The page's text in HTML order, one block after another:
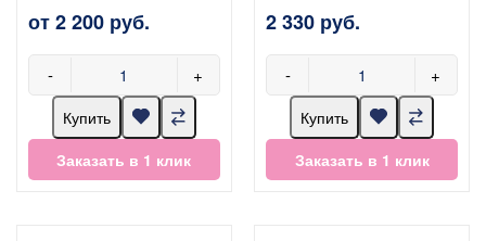
от 2 200 руб.
- +
Купить
Заказать в 1 клик
2 330 руб.
- +
Купить
Заказать в 1 клик